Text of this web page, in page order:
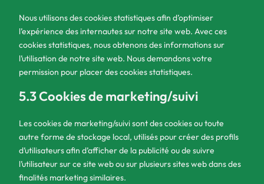
Nous utilisons des cookies statistiques afin d’optimiser
l’expérience des internautes sur notre site web. Avec ces
cookies statistiques, nous obtenons des informations sur
l’utilisation de notre site web. Nous demandons votre
permission pour placer des cookies statistiques.
5.3 Cookies de marketing/suivi
Les cookies de marketing/suivi sont des cookies ou toute
autre forme de stockage local, utilisés pour créer des profils
d’utilisateurs afin d’afficher de la publicité ou de suivre
l’utilisateur sur ce site web ou sur plusieurs sites web dans des
finalités marketing similaires.